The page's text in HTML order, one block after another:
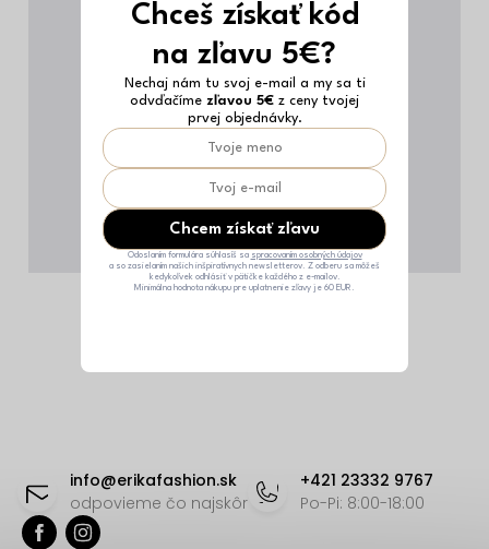
info@erikafashion.sk
odpovieme čo najskôr
+421 23332 9767
Po-Pi: 8:00-18:00
Chceš získať kód
na zľavu 5€?
Nechaj nám tu svoj e-mail a my sa ti
odvďačíme zľavou 5€ z ceny tvojej
prvej objednávky.
Chcem získať zľavu
Odoslaním formulára súhlasíš sa spracovaním osobných údajov
a so zasielaním našich inšpiratívnych newsletterov. Z odberu sa môžeš
kedykoľvek odhlásiť v pätičke každého z e-mailov.
Minimálna hodnota nákupu pre uplatnenie zľavy je 60 EUR.